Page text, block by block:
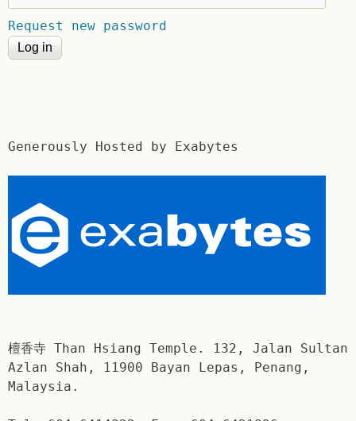
Request new password
Generously Hosted by Exabytes
檀香寺 Than Hsiang Temple. 132, Jalan Sultan
Azlan Shah, 11900 Bayan Lepas, Penang,
Malaysia.